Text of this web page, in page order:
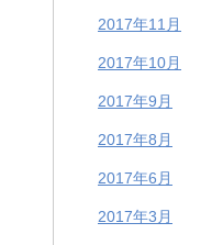
2017年11月
2017年10月
2017年9月
2017年8月
2017年6月
2017年3月